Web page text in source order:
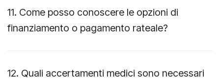
11. Come posso conoscere le opzioni di
finanziamento o pagamento rateale?
12. Quali accertamenti medici sono necessari